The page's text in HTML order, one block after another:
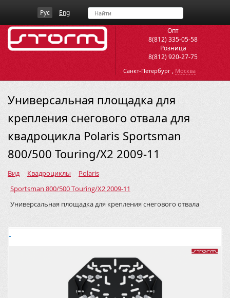
Рус Eng
Опт
8(812) 335-05-58
Розница
8(812) 920-27-75
Санкт-Петербург , Москва
Универсальная площадка для
крепления снегового отвала для
квадроцикла Polaris Sportsman
800/500 Touring/X2 2009-11
Вид Квадроциклы
Polaris
Sportsman 800/500 Touring/X2 2009-11
Универсальная площадка для крепления снегового отвала